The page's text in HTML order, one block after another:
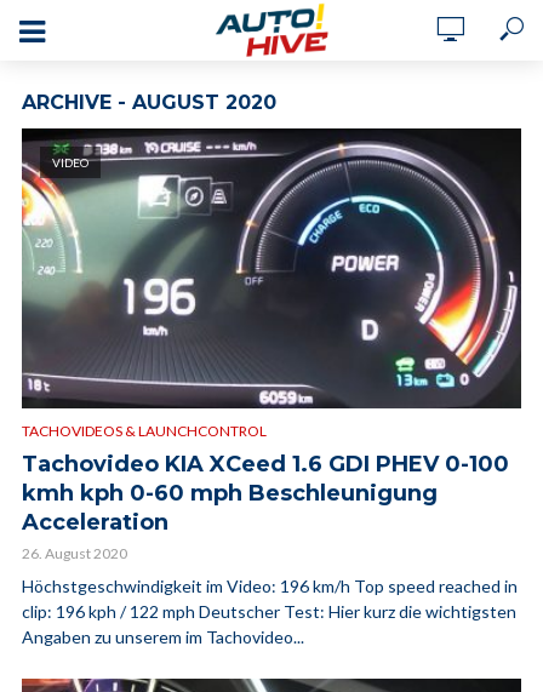
ARCHIVE - AUGUST 2020
VIDEO
TACHOVIDEOS & LAUNCHCONTROL
Tachovideo KIA XCeed 1.6 GDI PHEV 0-100
kmh kph 0-60 mph Beschleunigung
Acceleration
26. August 2020
Höchstgeschwindigkeit im Video: 196 km/h Top speed reached in
clip: 196 kph / 122 mph Deutscher Test: Hier kurz die wichtigsten
Angaben zu unserem im Tachovideo...